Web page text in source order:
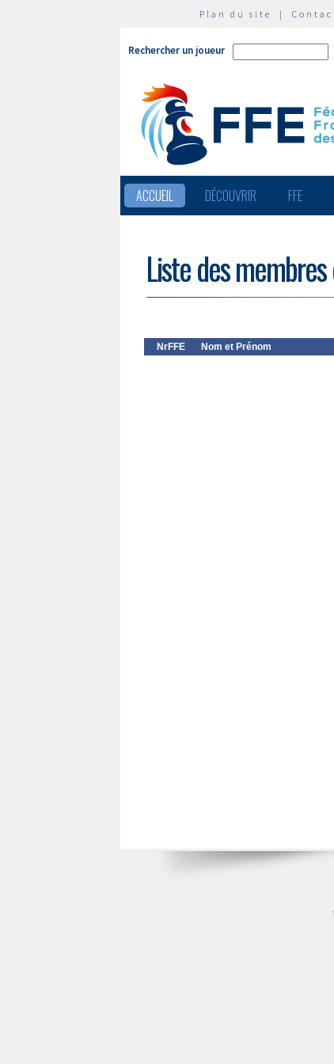
Plan du site |
Rechercher un joueur
ACCUEIL DÉCOUVRIR FFE
Liste des
NrFFE Nom et Prénom